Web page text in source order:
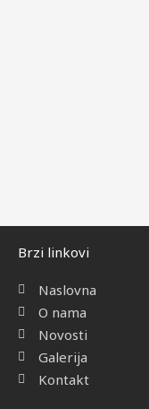
Brzi linkovi
Naslovna
O nama
Novosti
Galerija
Kontakt